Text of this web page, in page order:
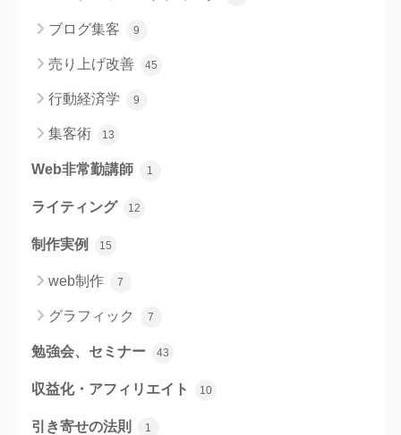
ブログ集客 9
売り上げ改善 45
行動経済学 9
集客術 13
Web非常勤講師 1
ライティング 12
制作実例 15
web制作 7
グラフィック 7
勉強会、セミナー 43
収益化・アフィリエイト 10
引き寄せの法則 1